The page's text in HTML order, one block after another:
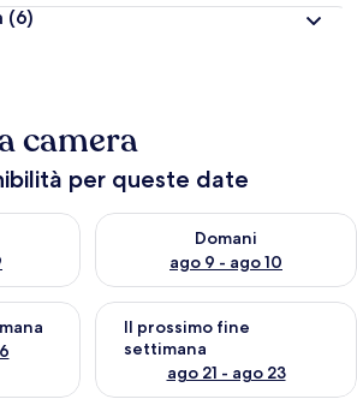
(6)
camera
per queste date
per questa sera, ago 8 - ago 9
Domani
ago 9 - ago 10
Verifica la disponibilità per
per questo fine settimana, ago 14 -
Il prossimo fine
settimana
ago 21 - ago 23
Verifica la disponibilità per il